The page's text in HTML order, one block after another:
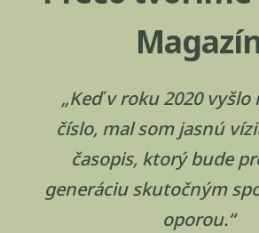
„Keď v roku 2020 vyšlo
číslo, mal som jasnú
časopis, ktorý bude
generáciu skutočným
oporou.“